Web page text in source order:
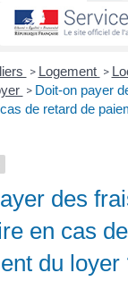
> Logement >
> Doit-on payer
de retard de
des
en cas
du loyer